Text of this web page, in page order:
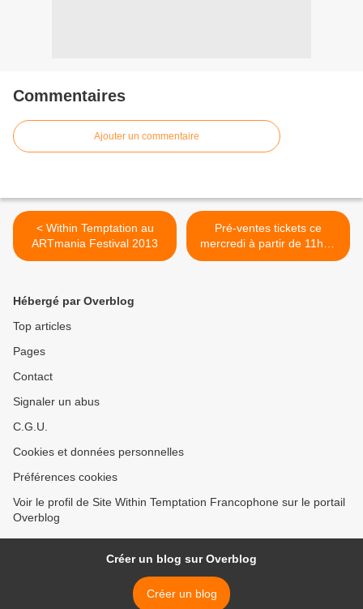
Commentaires
Ajouter un commentaire
< Within Temptation au
ARTmania Festival 2013
Pré-ventes tickets ce
mercredi à partir de 11h00
>
Hébergé par Overblog
Top articles
Pages
Contact
Signaler un abus
C.G.U.
Cookies et données personnelles
Préférences cookies
Voir le profil de Site Within Temptation Francophone sur le portail
Overblog
Créer un blog sur Overblog
Créer un blog